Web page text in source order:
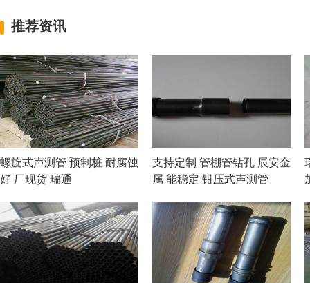
推荐资讯
螺旋式声测管 预制桩 耐腐蚀
好 厂现货 瑞通
支持定制 管棚管钻孔 辰安金
属 能稳定 钳压式声测管